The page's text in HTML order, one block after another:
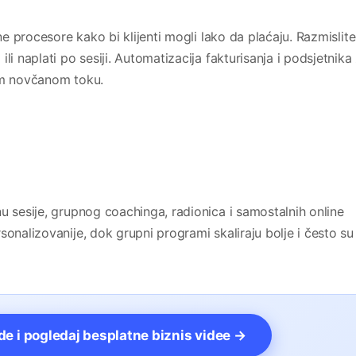
procesore kako bi klijenti mogli lako da plaćaju.
naplati po sesiji. Automatizacija fakturisanja i podsjetnika
novčanom toku.
sesije, grupnog coachinga, radionica i samostalnih online
dok grupni programi skaliraju bolje i često su
i pogledaj besplatne biznis videe →